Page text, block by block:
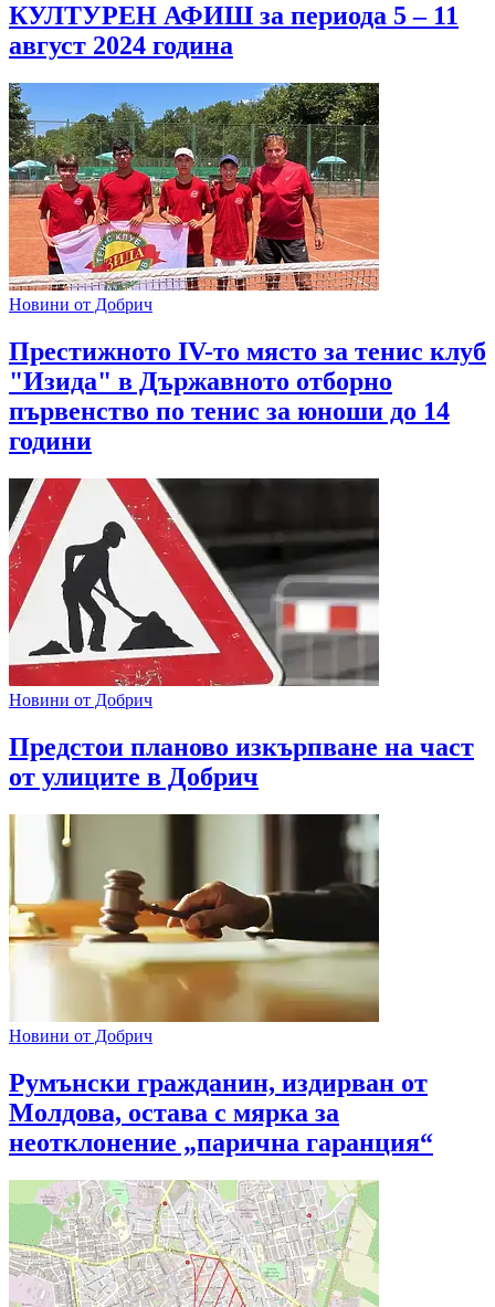
КУЛТУРЕН АФИШ за периода 5 – 11
август 2024 година
Новини от Добрич
Престижното IV-то място за тенис клуб
"Изида" в Държавното отборно
първенство по тенис за юноши до 14
години
Новини от Добрич
Предстои планово изкърпване на част
от улиците в Добрич
Новини от Добрич
Румънски гражданин, издирван от
Молдова, остава с мярка за
неотклонение „парична гаранция“